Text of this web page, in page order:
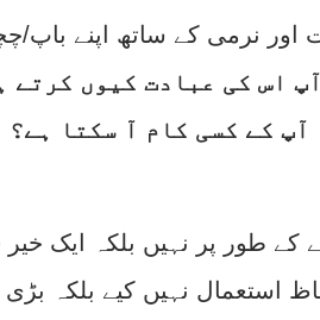
اس کی عبادت کیوں کرتے
آپ کے کسی کام آ سکتا ہے؟
کے طور پر نہیں بلکہ ایک
استعمال نہیں کیے بلکہ